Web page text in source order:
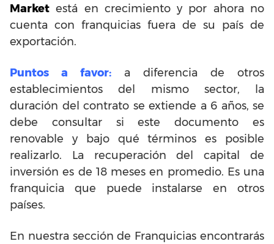
Market está en crecimiento y por ahora no
cuenta con franquicias fuera de su país de
exportación.
Puntos a favor: a diferencia de otros
establecimientos del mismo sector, la
duración del contrato se extiende a 6 años, se
debe consultar si este documento es
renovable y bajo qué términos es posible
realizarlo. La recuperación del capital de
inversión es de 18 meses en promedio. Es una
franquicia que puede instalarse en otros
países.
En nuestra sección de Franquicias encontrarás